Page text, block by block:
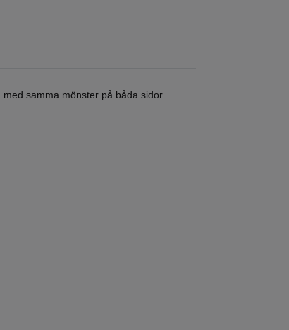
samma mönster på båda sidor.